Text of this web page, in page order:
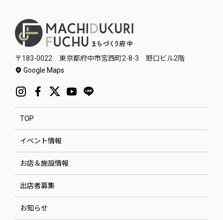
〒183-0022 東京都府中市宮西町2-8-3 野口ビル2階
Google Maps
TOP
イベント情報
お店＆施設情報
出店者募集
お知らせ